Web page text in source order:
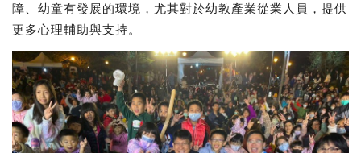
障、幼童有發展的環境，尤其對於幼教產業從業人員，提供
更多心理輔助與支持。